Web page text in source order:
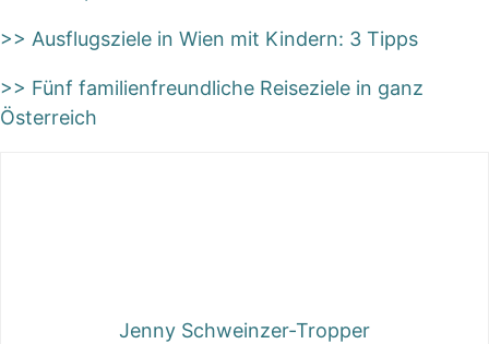
>> Ausflugsziele in Wien mit Kindern: 3 Tipps
>> Fünf familienfreundliche Reiseziele in ganz
Österreich
Jenny Schweinzer-Tropper